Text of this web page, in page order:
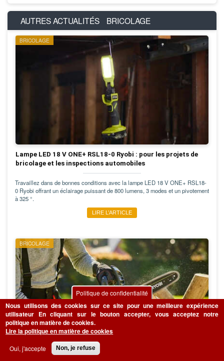
AUTRES ACTUALITÉS BRICOLAGE
BRICOLAGE
Lampe LED 18 V ONE+ RSL18-0 Ryobi : pour les projets de
bricolage et les inspections automobiles
Travaillez dans de bonnes conditions avec la lampe LED 18 V ONE+ RSL18-
0 Ryobi offrant un éclairage puissant de 800 lumens, 3 modes et un pivotement
à 325 °.
LIRE L’ARTICLE
BRICOLAGE
RCS18X3050F Ryobi : une tronçonneuse sans fil puissante,
Politique de confidentialité
Nous utilisons des cookies sur ce site pour une meilleure expérience
utilisateur En cliquant sur le bouton accepter, vous acceptez notre
politique en matière de cookies.
Lire la politique en matière de cookies
Oui, j'accepte Non, je refuse